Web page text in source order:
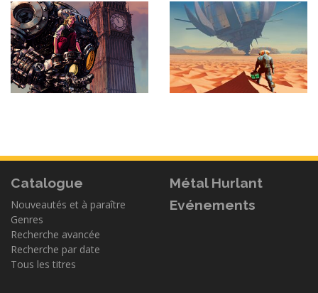
Catalogue
Nouveautés et à paraître
Genres
Recherche avancée
Recherche par date
Tous les titres
Métal Hurlant
Evénements